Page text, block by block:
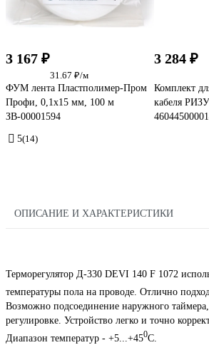
3 167 ₽
31.67 ₽/м
ФУМ лента Пластполимер-Пром
Профи, 0,1х15 мм, 100 м
ЗВ-00001594
5(14)
3 284 ₽
Комплект
кабеля
ОПИСАНИЕ И ХАРАКТЕРИСТИКИ
Терморегулятор Д-330 DEVI 140 F 1072
температуры пола на проводе. Отлично
Возможно подсоединение наружного
регулировке. Устройство легко и точно
Диапазон температур - +5...+450С.